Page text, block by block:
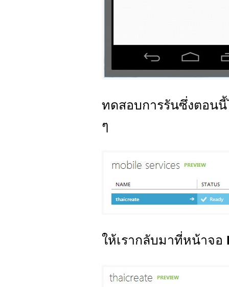
ทดสอบการรันซึ่งตอนนี้
ๆ
ให้เรากลับมาที่หน้าจอ